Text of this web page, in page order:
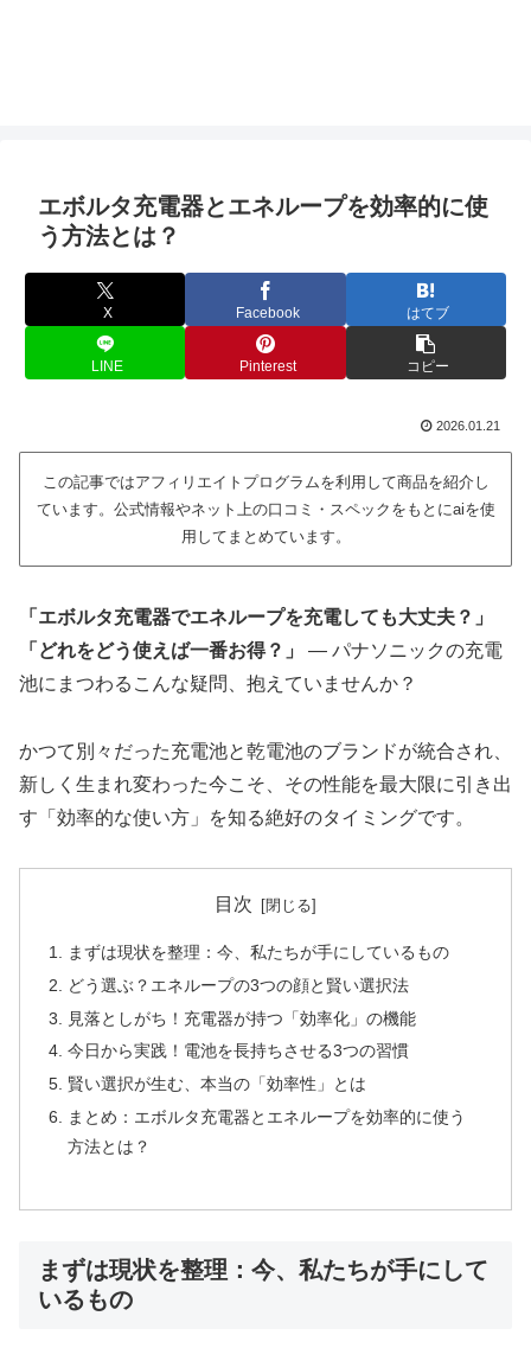
エボルタ充電器とエネループを効率的に使
う方法とは？
X Facebook はてブ
LINE Pinterest コピー
2026.01.21
この記事ではアフィリエイトプログラムを利用して商品を紹介し
ています。公式情報やネット上の口コミ・スペックをもとにaiを使
用してまとめています。
「エボルタ充電器でエネループを充電しても大丈夫？」
「どれをどう使えば一番お得？」
— パナソニックの充電
池にまつわるこんな疑問、抱えていませんか？
かつて別々だった充電池と乾電池のブランドが統合され、
新しく生まれ変わった今こそ、その性能を最大限に引き出
す「効率的な使い方」を知る絶好のタイミングです。
目次
まずは現状を整理：今、私たちが手にしているもの
どう選ぶ？エネループの3つの顔と賢い選択法
見落としがち！充電器が持つ「効率化」の機能
今日から実践！電池を長持ちさせる3つの習慣
賢い選択が生む、本当の「効率性」とは
まとめ：エボルタ充電器とエネループを効率的に使う
方法とは？
まずは現状を整理：今、私たちが手にして
いるもの